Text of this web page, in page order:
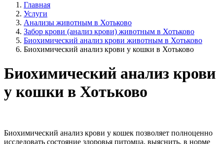
Главная
Услуги
Анализы животным в Хотьково
Забор крови (анализ крови) животным в Хотьково
Биохимический анализ крови животным в Хотьково
Биохимический анализ крови у кошки в Хотьково
Биохимический анализ крови
у кошки в Хотьково
Биохимический анализ крови у кошек позволяет полноценно
исследовать состояние здоровья питомца, выяснить, в норме